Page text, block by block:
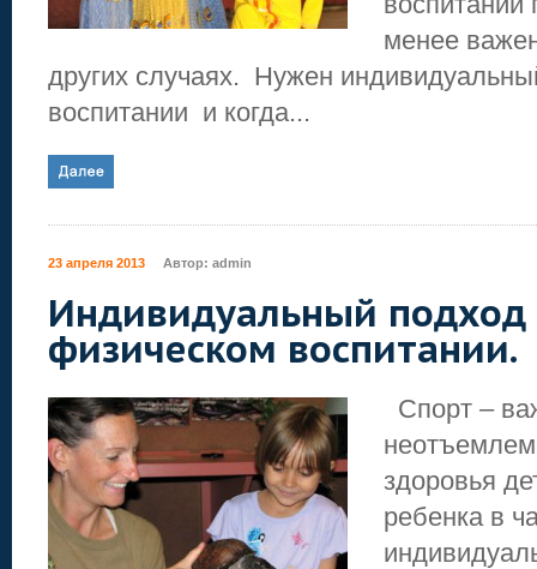
менее
других случаях. Нужен
воспитании и когда...
23 апреля 2013 Автор: admin
Индивидуальный подход
физическом воспитании.
Спорт –
здоровья
ребенка в